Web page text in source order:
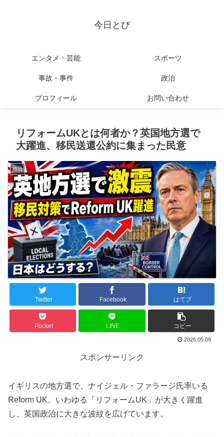
今日とぴ
エンタメ・芸能 スポーツ
事故・事件 政治
プロフィール お問い合わせ
リフォームUKとは何者か？英国地方選で
大躍進、移民送還公約に集まった民意
政治
Twitter Facebook はてブ
Pocket LINE コピー
2026.05.09
スポンサーリンク
イギリスの地方選で、ナイジェル・ファラージ氏率いる
Reform UK、いわゆる「リフォームUK」が大きく躍進
し、英国政治に大きな波紋を広げています。